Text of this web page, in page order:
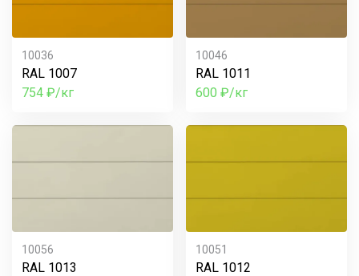
10036
RAL 1007
754 ₽/кг
10046
RAL 1011
600 ₽/кг
10056
RAL 1013
10051
RAL 1012